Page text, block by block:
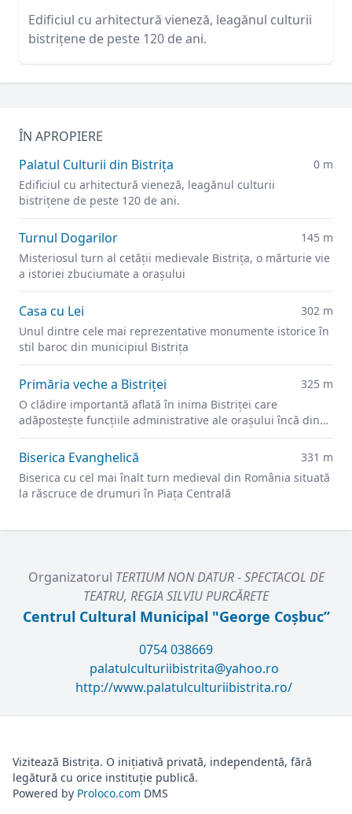
Edificiul cu arhitectură vieneză, leagănul culturii
bistrițene de peste 120 de ani.
ÎN APROPIERE
Palatul Culturii din Bistrița
0 m
Edificiul cu arhitectură vieneză, leagănul culturii
bistrițene de peste 120 de ani.
Turnul Dogarilor
145 m
Misteriosul turn al cetății medievale Bistrița, o mărturie vie
a istoriei zbuciumate a orașului
Casa cu Lei
302 m
Unul dintre cele mai reprezentative monumente istorice în
stil baroc din municipiul Bistrița
Primăria veche a Bistriței
325 m
O clădire importantă aflată în inima Bistriței care
adăpostește funcțiile administrative ale orașului încă din
secolul XIV.
Biserica Evanghelică
331 m
Biserica cu cel mai înalt turn medieval din România situată
la răscruce de drumuri în Piața Centrală
Organizatorul TERTIUM NON DATUR - SPECTACOL DE
TEATRU, REGIA SILVIU PURCĂRETE
Centrul Cultural Municipal "George Coșbuc”
0754 038669
palatulculturiibistrita@yahoo.ro
http://www.palatulculturiibistrita.ro/
Vizitează Bistrița. O inițiativă privată, independentă, fără
legătură cu orice instituție publică.
Powered by Proloco.com DMS